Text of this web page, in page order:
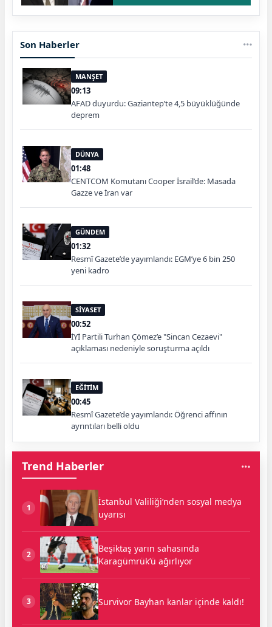
Son Haberler
MANŞET
09:13
AFAD duyurdu: Gaziantep’te 4,5 büyüklüğünde
deprem
DÜNYA
01:48
CENTCOM Komutanı Cooper İsrail’de: Masada
Gazze ve İran var
GÜNDEM
01:32
Resmî Gazete’de yayımlandı: EGM’ye 6 bin 250
yeni kadro
SİYASET
00:52
İYİ Partili Turhan Çömez’e "Sincan Cezaevi"
açıklaması nedeniyle soruşturma açıldı
EĞİTİM
00:45
Resmî Gazete’de yayımlandı: Öğrenci affının
ayrıntıları belli oldu
Trend Haberler
1
İstanbul Valiliği’nden sosyal medya
uyarısı
2
Beşiktaş yarın sahasında
Karagümrük’ü ağırlıyor
3 Survivor Bayhan kanlar içinde kaldı!